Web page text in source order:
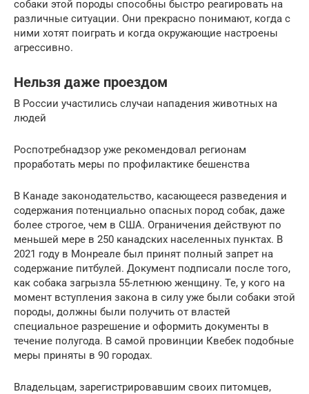
собаки этой породы способны быстро реагировать на
различные ситуации. Они прекрасно понимают, когда с
ними хотят поиграть и когда окружающие настроены
агрессивно.
Нельзя даже проездом
В России участились случаи нападения животных на
людей
Роспотребнадзор уже рекомендовал регионам
проработать меры по профилактике бешенства
В Канаде законодательство, касающееся разведения и
содержания потенциально опасных пород собак, даже
более строгое, чем в США. Ограничения действуют по
меньшей мере в 250 канадских населенных пунктах. В
2021 году в Монреале был принят полный запрет на
содержание питбулей. Документ подписали после того,
как собака загрызла 55-летнюю женщину. Те, у кого на
момент вступления закона в силу уже были собаки этой
породы, должны были получить от властей
специальное разрешение и оформить документы в
течение полугода. В самой провинции Квебек подобные
меры приняты в 90 городах.
Владельцам, зарегистрировавшим своих питомцев,